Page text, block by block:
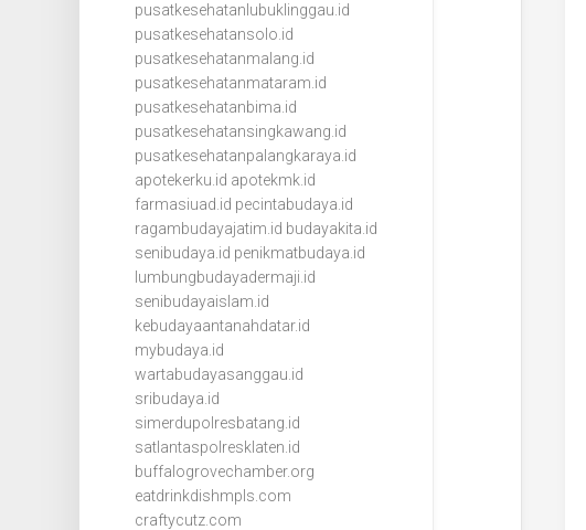
pusatkesehatanlubuklinggau.id
pusatkesehatansolo.id
pusatkesehatanmalang.id
pusatkesehatanmataram.id
pusatkesehatanbima.id
pusatkesehatansingkawang.id
pusatkesehatanpalangkaraya.id
apotekerku.id apotekmk.id
farmasiuad.id pecintabudaya.id
ragambudayajatim.id budayakita.id
senibudaya.id penikmatbudaya.id
lumbungbudayadermaji.id
senibudayaislam.id
kebudayaantanahdatar.id
mybudaya.id
wartabudayasanggau.id
sribudaya.id
simerdupolresbatang.id
satlantaspolresklaten.id
buffalogrovechamber.org
eatdrinkdishmpls.com
craftycutz.com